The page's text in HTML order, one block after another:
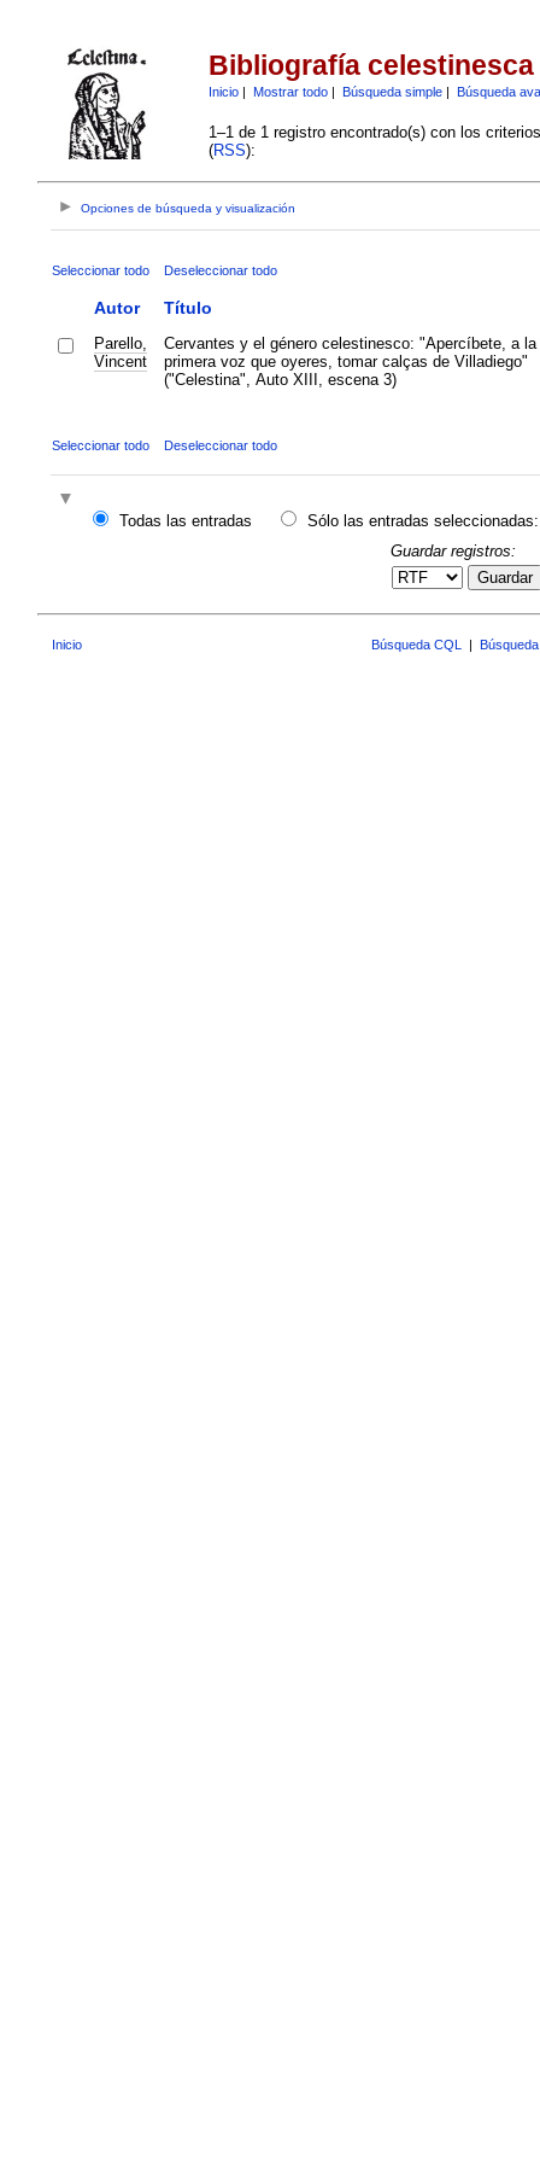
Bibliografía celestinesca
Inicio| Mostrar todo| Búsqueda simple| Búsqueda
1–1 de 1 registro encontrado(s) con los
(RSS):
Opciones de búsqueda y visualización
Seleccionar todo Deseleccionar todo
Autor Título
Parello,
Vincent
Cervantes y el género celestinesco: "Apercíbete, a la
primera voz que oyeres, tomar calças de Villadiego"
("Celestina", Auto XIII, escena 3)
Seleccionar todo Deseleccionar todo
Todas las entradas
Sólo las entradas seleccionadas:
Guardar registros:
Guardar
Inicio Búsqueda CQL